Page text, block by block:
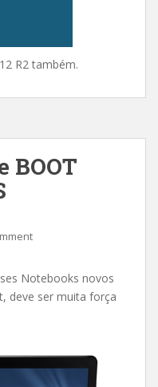
R2 também.
BOOT
Notebooks novos
deve ser muita força